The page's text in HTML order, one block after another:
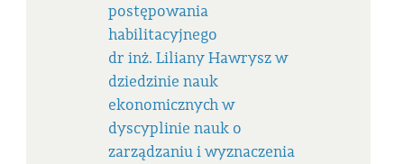
postępowania
habilitacyjnego
dr inż. Liliany Hawrysz w
dziedzinie nauk
ekonomicznych w
dyscyplinie nauk o
zarządzaniu i wyznaczenia